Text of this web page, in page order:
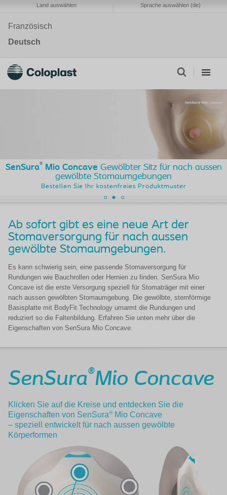
Land auswählen Sprache auswählen (de)
Französisch
Deutsch
SenSura®Mio Concave Gewölbter Sitz für nach aussen
gewölbte Stomaumgebungen
Bestellen Sie Ihr kostenfreies Produktmuster
Ab sofort gibt es eine neue Art der
Stomaversorgung für nach aussen
gewölbte Stomaumgebungen.
Es kann schwierig sein, eine passende Stomaversorgung für
Rundungen wie Bauchrollen oder Hernien zu finden. SenSura Mio
Concave ist die erste Versorgung speziell für Stomaträger mit einer
nach aussen gewölbten Stomaumgebung. Die gewölbte, sternförmige
Basisplatte mit BodyFit Technology umarmt die Rundungen und
reduziert so die Faltenbildung. Erfahren Sie unten mehr über die
Eigenschaften von SenSura Mio Concave.
SenSura®Mio Concave
Klicken Sie auf die Kreise und entdecken Sie die
Eigenschaften von SenSura®Mio Concave
– speziell entwickelt für nach aussen gewölbte
Körperformen